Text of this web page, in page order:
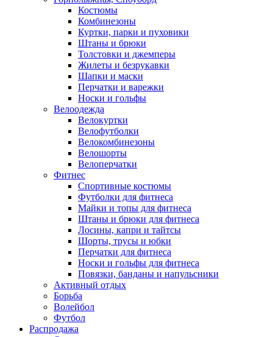
Костюмы
Комбинезоны
Куртки, парки и пуховики
Штаны и брюки
Толстовки и джемперы
Жилеты и безрукавки
Шапки и маски
Перчатки и варежки
Носки и гольфы
Велоодежда
Велокуртки
Велофутболки
Велокомбинезоны
Велошорты
Велоперчатки
Фитнес
Спортивные костюмы
Футболки для фитнеса
Майки и топы для фитнеса
Штаны и брюки для фитнеса
Лосины, капри и тайтсы
Шорты, трусы и юбки
Перчатки для фитнеса
Носки и гольфы для фитнеса
Повязки, банданы и напульсники
Активный отдых
Борьба
Волейбол
Футбол
Распродажа